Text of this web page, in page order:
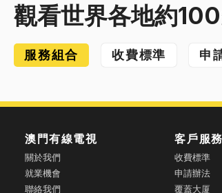
觀看世界各地約
服務組合 收費標準 申
澳門有線電視
關於我們
就業機會
聯絡我們
客戶服務
收費標準
申請辦法
覆蓋大厦